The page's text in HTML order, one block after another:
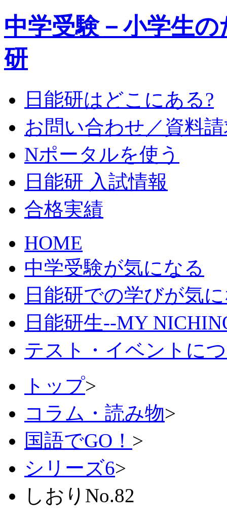
中学受験－小学生
研
日能研はどこにある?
お問い合わせ／資料
Nポータルを使う
日能研 入試情報
合格実績
HOME
中学受験が気になる
日能研での学びが気
日能研生--MY
テスト・イベントに
トップ>
コラム・読み物>
国語でGO！ >
シリーズ6>
しおりNo.82